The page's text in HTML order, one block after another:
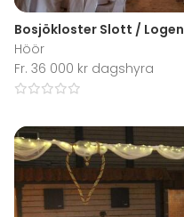
Bosjökloster Slott / Logen
Höör
Fr. 36 000 kr dagshyra